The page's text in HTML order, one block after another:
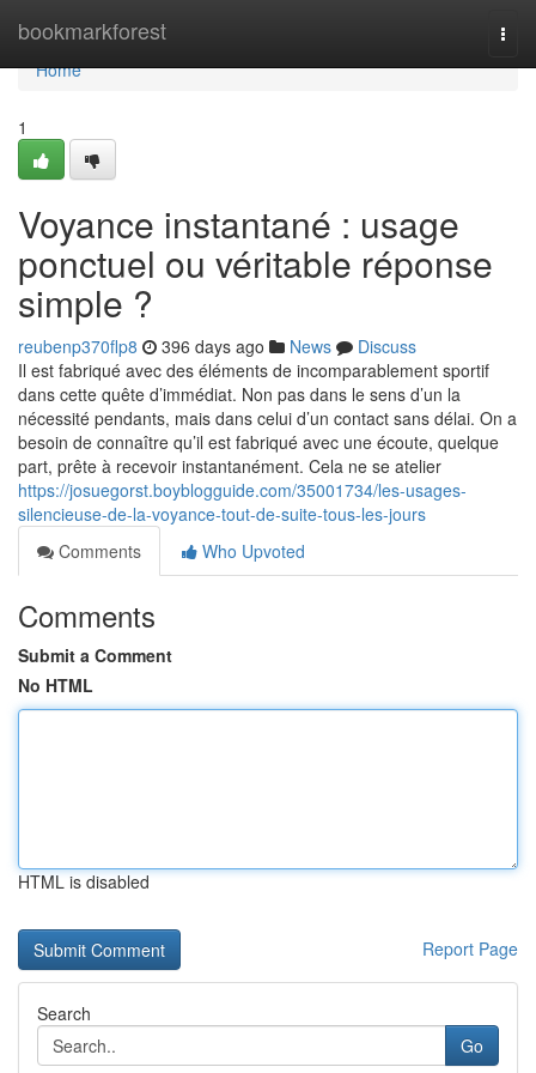
bookmarkforest
Home
Home
1
Voyance instantané : usage
ponctuel ou véritable réponse
simple ?
reubenp370flp8 396 days ago News
Discuss
Il est fabriqué avec des éléments de incomparablement sportif
dans cette quête d’immédiat. Non pas dans le sens d’un la
nécessité pendants, mais dans celui d’un contact sans délai. On a
besoin de connaître qu’il est fabriqué avec une écoute, quelque
part, prête à recevoir instantanément. Cela ne se atelier
https://josuegorst.boyblogguide.com/35001734/les-usages-
silencieuse-de-la-voyance-tout-de-suite-tous-les-jours
Comments
Who Upvoted
Comments
Submit a Comment
No HTML
HTML is disabled
Report Page
Search
Go